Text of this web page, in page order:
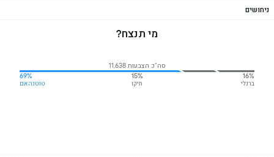
ניחושים
מי תנצח?
סה"כ הצבעות 11,638
16%
ברנלי
15%
תיקו
69%
טוטנהאם